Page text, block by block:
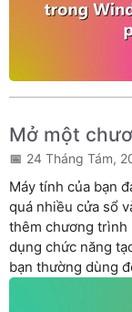
Mở một
24 Tháng Tám,
Máy tính của bạn
quá nhiều cửa sổ
thêm chương trình
dụng chức năng
bạn thường dùng